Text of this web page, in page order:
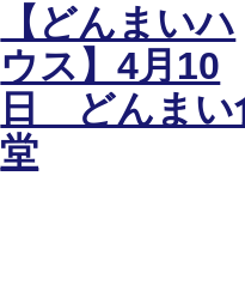
【どんまいハ
ウス】4月10
日 どんまい
堂